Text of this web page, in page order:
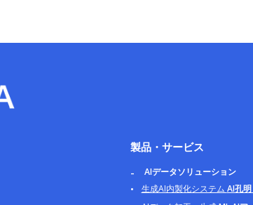
製品・サービス
AIデータソリューション
生成AI内製化システム AI孔